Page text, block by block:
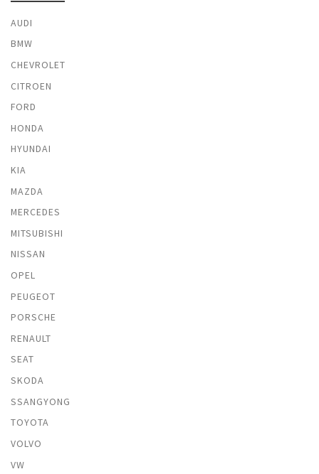
AUDI
BMW
CHEVROLET
CITROEN
FORD
HONDA
HYUNDAI
KIA
MAZDA
MERCEDES
MITSUBISHI
NISSAN
OPEL
PEUGEOT
PORSCHE
RENAULT
SEAT
SKODA
SSANGYONG
TOYOTA
VOLVO
VW